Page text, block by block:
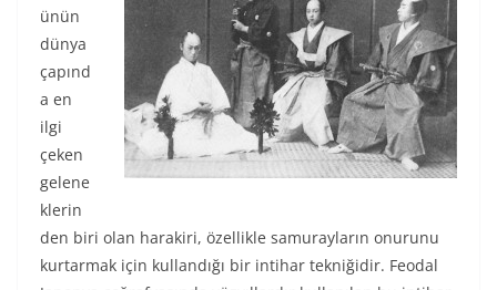
ünün
dünya
çapınd
a en
ilgi
çeken
gelene
klerin
den biri olan harakiri, özellikle samurayların onurunu
kurtarmak için kullandığı bir intihar tekniğidir. Feodal